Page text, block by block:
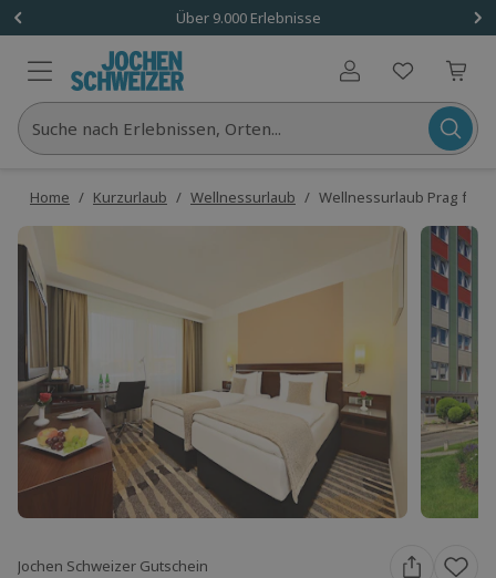
Über 9.000 Erlebnisse
Benutzerkonto
Suche nach Erlebnissen, Orten...
Home / Kurzurlaub / Wellnessurlaub / Wellnessurlaub Prag für 2
Jochen Schweizer Gutschein